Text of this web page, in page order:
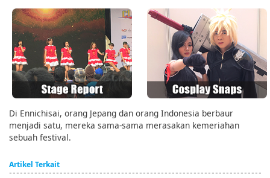
Di Ennichisai, orang Jepang dan orang Indonesia berbaur
menjadi satu, mereka sama-sama merasakan kemeriahan
sebuah festival.
Artikel Terkait